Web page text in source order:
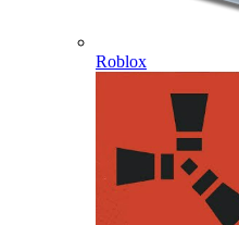
Roblox